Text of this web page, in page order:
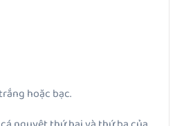
hoặc bạc.